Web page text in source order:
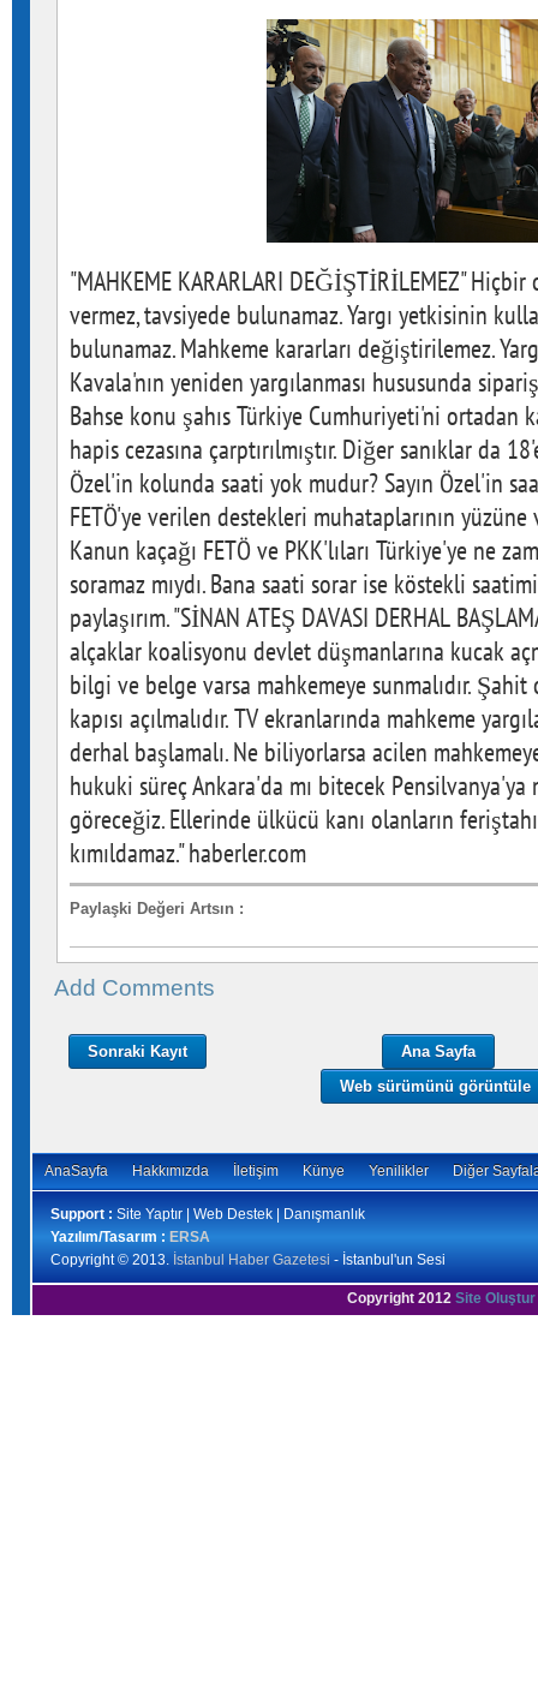
"MAHKEME KARARLARI DEĞİŞTİRİLEMEZ"
vermez, tavsiyede bulunamaz. Yargı yetkisinin
bulunamaz. Mahkeme kararları değiştirilemez.
Kavala'nın yeniden yargılanması hususunda
Bahse konu şahıs Türkiye Cumhuriyeti'ni ortadan
hapis cezasına çarptırılmıştır. Diğer sanıklar da
Özel'in kolunda saati yok mudur? Sayın Özel'in
FETÖ'ye verilen destekleri muhataplarının yüzüne
Kanun kaçağı FETÖ ve PKK'lıları Türkiye'ye ne
soramaz mıydı. Bana saati sorar ise köstekli
paylaşırım. "SİNAN ATEŞ DAVASI DERHAL
alçaklar koalisyonu devlet düşmanlarına kucak
bilgi ve belge varsa mahkemeye sunmalıdır.
kapısı açılmalıdır. TV ekranlarında mahkeme
derhal başlamalı. Ne biliyorlarsa acilen
hukuki süreç Ankara'da mı bitecek Pensilvanya'ya
göreceğiz. Ellerinde ülkücü kanı olanların
kımıldamaz." haberler.com
Paylaşki Değeri Artsın :
Add Comments
Sonraki Kayıt
Ana Sayfa
Web sürümünü görüntüle
AnaSayfa Hakkımızda İletişim Künye Yenilikler Diğer
Support : Site Yaptır | Web Destek | Danışmanlık
Yazılım/Tasarım : ERSA
Copyright © 2013. İstanbul Haber Gazetesi - İstanbul'un Sesi
Copyright 2012 Site Oluştur